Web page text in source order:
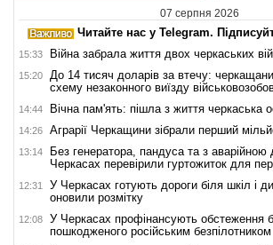
07 серпня 2026
Читайте нас у Telegram.
15:33 Війна забрала життя двох черкаських
15:20
До 14 тисяч доларів за втечу:
схему незаконного виїзду
14:44 Вічна пам'ять: пішла з життя черкаська
14:26 Аграрії Черкащини зібрали перший
13:14
Без генератора, пандуса та з
Черкасах перевірили гуртожиток для
12:31
У Черкасах готують дороги біля шкіл і
оновили розмітку
12:08
У Черкасах профінансують обстеження
пошкодженого російським безпілотником